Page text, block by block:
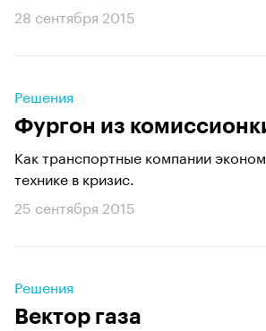
28 сентября 2015
Решения
Фургон из
Как транспортные компании
технике в кризис.
25 сентября 2015
Решения
Вектор газа